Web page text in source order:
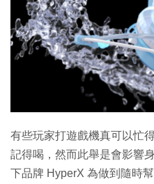
有些玩家打遊戲機真可以忙
記得喝，然而此舉是會影響
下品牌 HyperX 為做到隨時